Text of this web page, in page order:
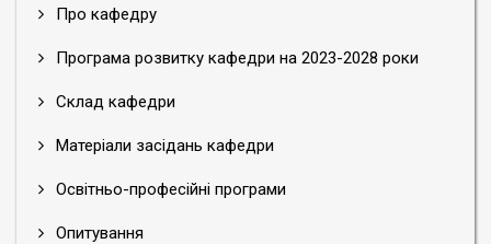
Про кафедру
Програма розвитку кафедри на 2023-2028 роки
Склад кафедри
Матеріали засідань кафедри
Освітньо-професійні програми
Опитування